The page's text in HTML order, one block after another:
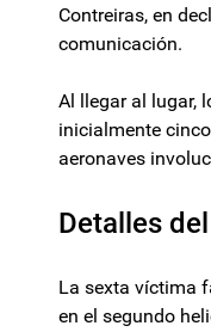
Contreiras, en
comunicación.
Al llegar al lugar,
inicialmente
aeronaves
Detalles
La sexta víctima
en el segundo